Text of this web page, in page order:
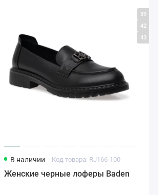
В наличии Код товара: RJ166-100
Женские черные лоферы Baden
39
42
43